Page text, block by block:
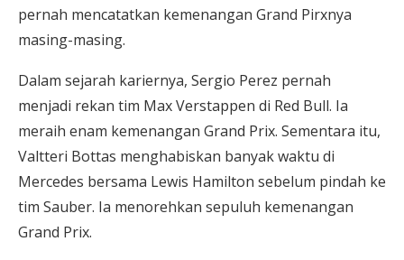
pernah mencatatkan kemenangan Grand Pirxnya
masing-masing.
Dalam sejarah kariernya, Sergio Perez pernah
menjadi rekan tim Max Verstappen di Red Bull. Ia
meraih enam kemenangan Grand Prix. Sementara itu,
Valtteri Bottas menghabiskan banyak waktu di
Mercedes bersama Lewis Hamilton sebelum pindah ke
tim Sauber. Ia menorehkan sepuluh kemenangan
Grand Prix.